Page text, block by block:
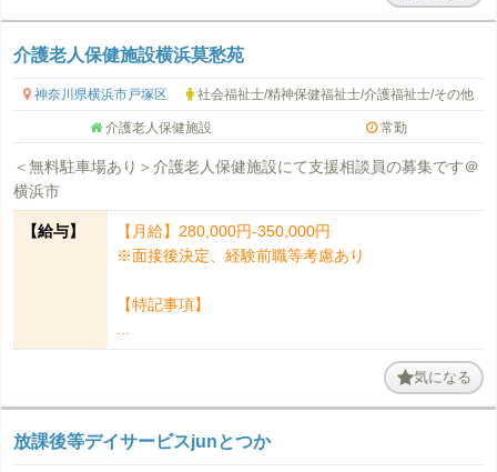
介護老人保健施設横浜莫愁苑
神奈川県横浜市戸塚区 社会福祉士/精神保健福祉士/介護福祉士/その他
介護老人保健施設 常勤
＜無料駐車場あり＞介護老人保健施設にて支援相談員の募集です＠
横浜市
【給与】
【月給】280,000円-350,000円
※面接後決定、経験前職等考慮あり
【特記事項】
気になる
放課後等デイサービスjunとつか